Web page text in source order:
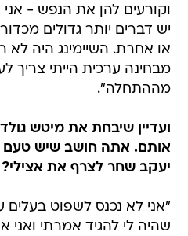
וקורעים להן את הנפש -
יש דברים יותר גדולים
או אחרת. השיימינג היה לא
מבחינה ערכית הייתי צריך
מההתחלה".
ועדיין שיבחת את מיטש
אותם. אתה חושב שיש
יעקב שחר לצרף את אצילי?
"אני לא נכנס לשפוט
שהיה לי להגיד אמרתי ואני